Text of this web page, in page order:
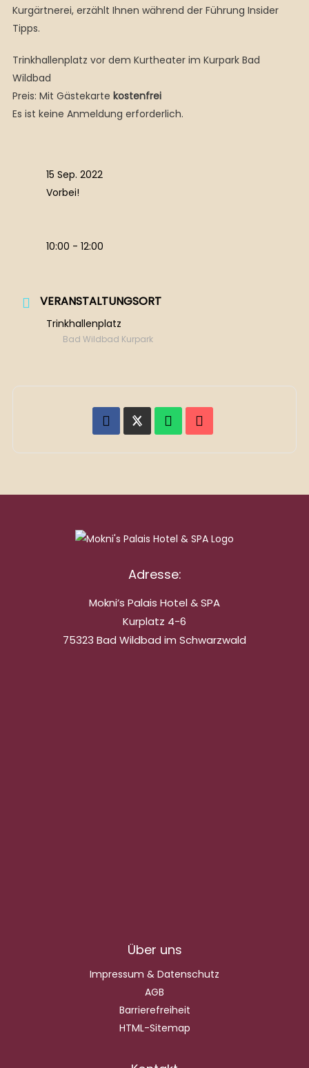
Kurgärtnerei, erzählt Ihnen während der Führung Insider
Tipps.
Trinkhallenplatz vor dem Kurtheater im Kurpark Bad
Wildbad
Preis: Mit Gästekarte kostenfrei
Es ist keine Anmeldung erforderlich.
15 Sep. 2022
Vorbei!
10:00 - 12:00
VERANSTALTUNGSORT
Trinkhallenplatz
Bad Wildbad Kurpark
Adresse:
Mokni’s Palais Hotel & SPA
Kurplatz 4-6
75323 Bad Wildbad im Schwarzwald
Über uns
Impressum & Datenschutz
AGB
Barrierefreiheit
HTML-Sitemap